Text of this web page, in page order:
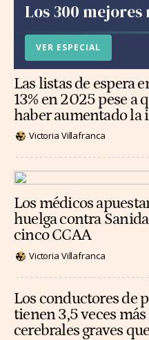
Los 300 mejores
VER ESPECIAL
Las listas de espera
13% en 2025 pese a
haber aumentado la
Victoria Villafranca
Los médicos
huelga contra
cinco CCAA
Victoria Villafranca
Los conductores de
tienen 3,5 veces
cerebrales graves